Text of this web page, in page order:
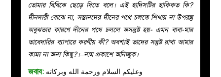
মজলিস
প্রশ্ন
করুন
তোমার বিবিকে ছেড়ে দিতে বলে। এই হাদিসটির হাকিকত কি?
দীনদারী বোঝে না, সন্তানদের দীনের পথে চলতে শিখায় না উপরন্তু
অবুঝতার কারণে দীনের পথে চললে অসন্তুষ্ট হয়- এমন বাবা-মার
তাবেদারির ব্যাপারে করণীয় কী? অবশ্যই তাদের সন্তুষ্ট রাখা আমার
কাম্য না অন্য কিছু?।–নাম প্রকাশে অনিচ্ছুক।
জবাব: وعليكم السلام ورحمة الله وبركاته